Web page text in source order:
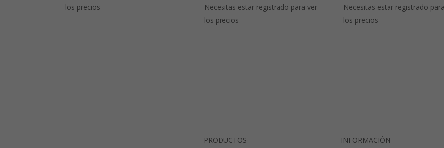
los precios
Necesitas estar registrado para ver
los precios
Necesitas estar registrado
los precios
PRODUCTOS INFORMACIÓN